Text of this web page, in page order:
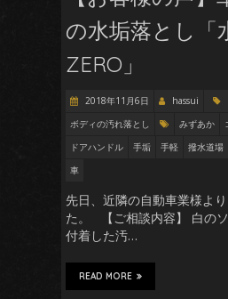
の水垢落とし「
ZERO」
2018年11月6日 hassui
ボディの汚れ落とし
みずあか
ドアハンドル
手垢 手軽 撥水道場
車
先日、近隣の自動車業様よ
た。 【ご相談内容】 白の
付着した汚…
READ MORE